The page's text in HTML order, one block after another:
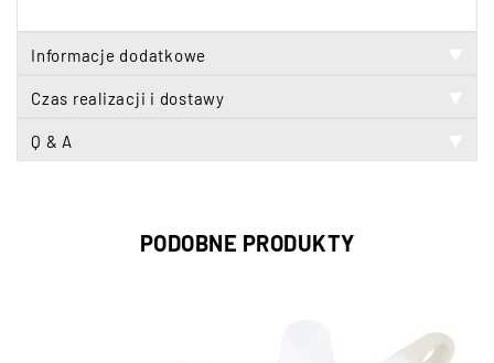
Informacje dodatkowe
Czas realizacji i dostawy
Q & A
PODOBNE PRODUKTY